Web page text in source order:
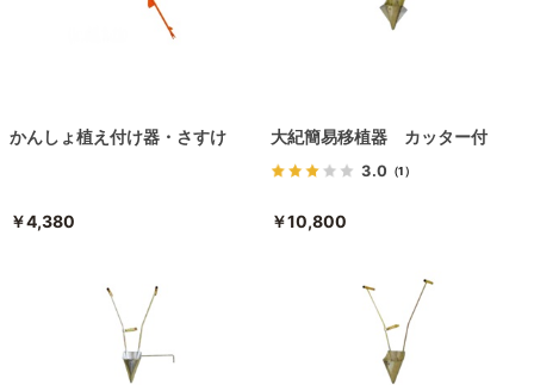
かんしょ植え付け器・さすけ
￥4,380
大紀簡易移植器 カッター付
3.0 （1）
￥10,800